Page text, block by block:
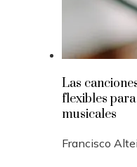
Las
flexibles
musicales
Francisco